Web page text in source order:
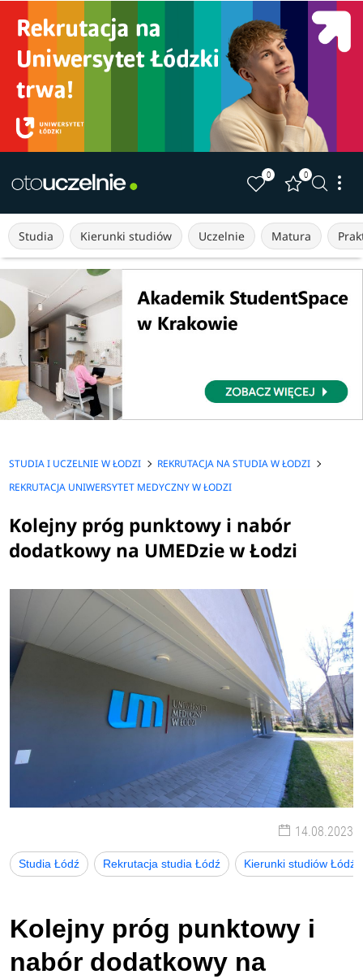
0 0
Studia Kierunki studiów Uczelnie Matura
STUDIA I UCZELNIE W ŁODZI
REKRUTACJA NA STUDIA W ŁODZI
REKRUTACJA UNIWERSYTET MEDYCZNY W ŁODZI
Kolejny próg punktowy i nabór
dodatkowy na UMEDzie w Łodzi
14.08.2023
Studia Łódź Rekrutacja studia Łódź Kierunki studiów Łódź
Kolejny próg punktowy i
nabór dodatkowy na